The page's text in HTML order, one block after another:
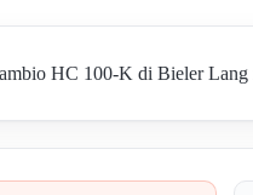
HC 100-K di Bieler